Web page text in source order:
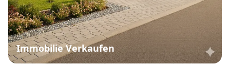
Immobilie Verkaufen